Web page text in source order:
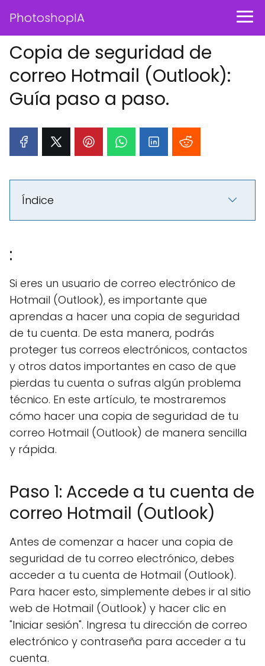
PhotoshopIA
Copia de seguridad de
correo Hotmail (Outlook):
Guía paso a paso.
Índice
:
Si eres un usuario de correo electrónico de
Hotmail (Outlook), es importante que
aprendas a hacer una copia de seguridad
de tu cuenta. De esta manera, podrás
proteger tus correos electrónicos, contactos
y otros datos importantes en caso de que
pierdas tu cuenta o sufras algún problema
técnico. En este artículo, te mostraremos
cómo hacer una copia de seguridad de tu
correo Hotmail (Outlook) de manera sencilla
y rápida.
Paso 1: Accede a tu cuenta de
correo Hotmail (Outlook)
Antes de comenzar a hacer una copia de
seguridad de tu correo electrónico, debes
acceder a tu cuenta de Hotmail (Outlook).
Para hacer esto, simplemente debes ir al sitio
web de Hotmail (Outlook) y hacer clic en
"Iniciar sesión". Ingresa tu dirección de correo
electrónico y contraseña para acceder a tu
cuenta.